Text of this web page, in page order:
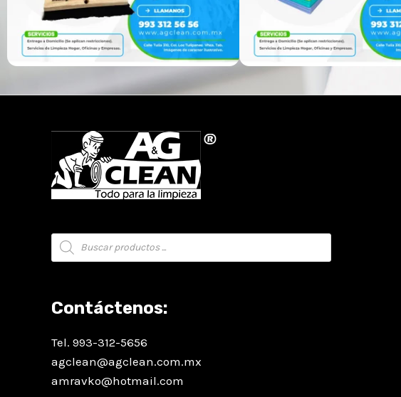
Búsqueda
de
productos
Contáctenos:
Tel. 993-312-5656
agclean@agclean.com.mx
amravko@hotmail.com